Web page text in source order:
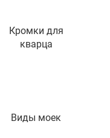
Кромки для
кварца
Виды моек